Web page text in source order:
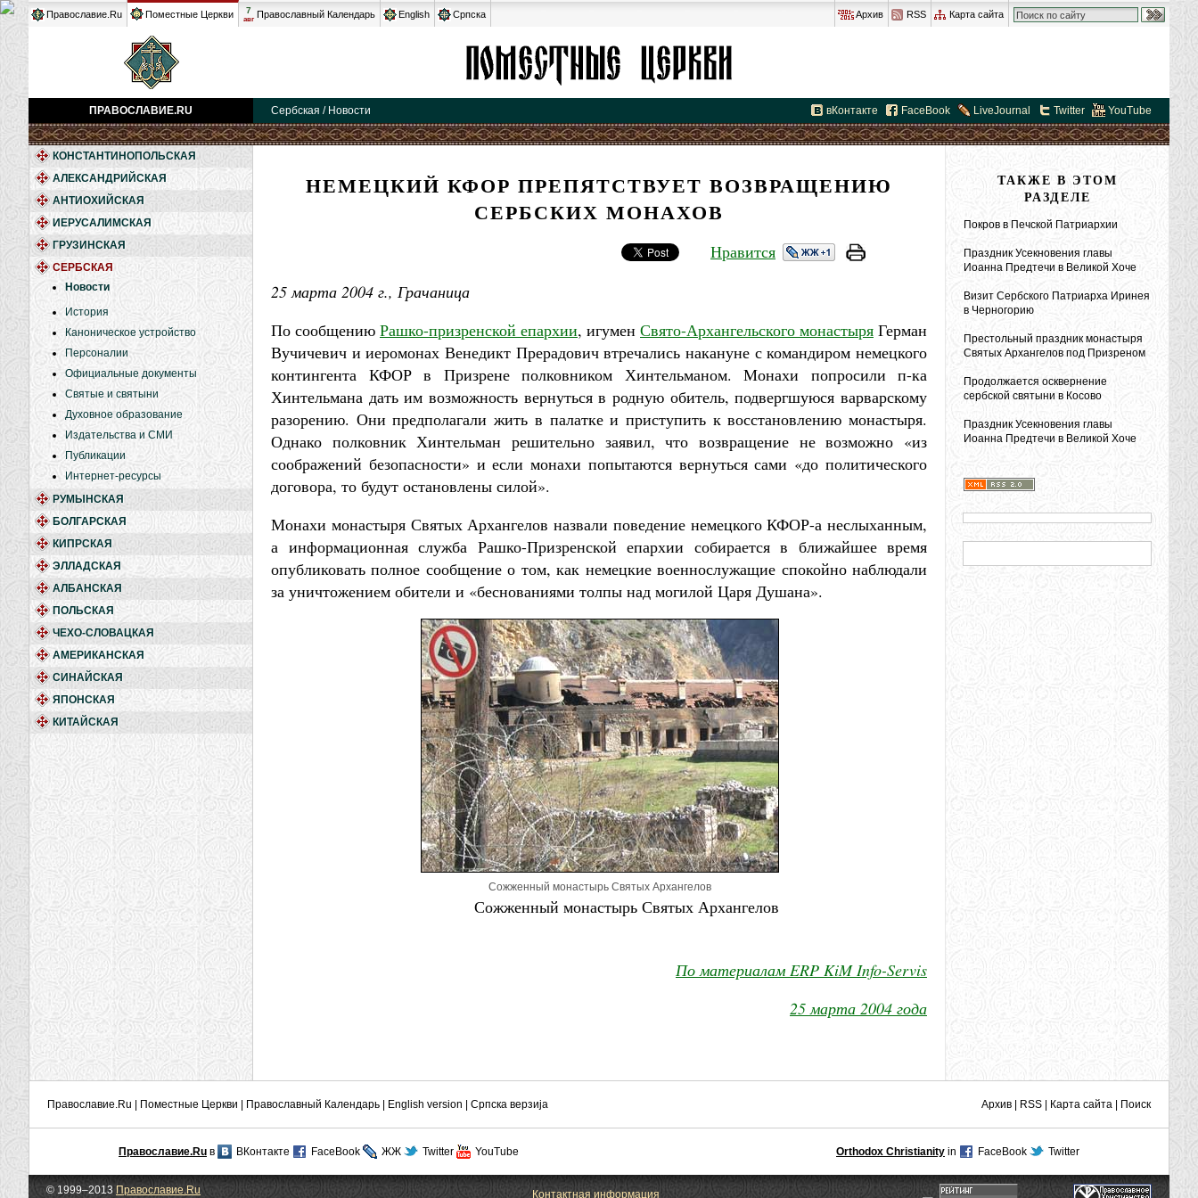
Православие.Ru Поместные Церкви 7
авг Православный Календарь English Српска Архив RSS Карта сайта
ПРАВОСЛАВИЕ.RU Сербская / Новости вКонтакте FaceBook LiveJournal Twitter YouTube
КОНСТАНТИНОПОЛЬСКАЯ
АЛЕКСАНДРИЙСКАЯ
АНТИОХИЙСКАЯ
ИЕРУСАЛИМСКАЯ
ГРУЗИНСКАЯ
СЕРБСКАЯ
Новости
История
Каноническое устройство
Персоналии
Официальные документы
Святые и святыни
Духовное образование
Издательства и СМИ
Публикации
Интернет-ресурсы
РУМЫНСКАЯ
БОЛГАРСКАЯ
КИПРСКАЯ
ЭЛЛАДСКАЯ
АЛБАНСКАЯ
ПОЛЬСКАЯ
ЧЕХО-СЛОВАЦКАЯ
АМЕРИКАНСКАЯ
СИНАЙСКАЯ
ЯПОНСКАЯ
КИТАЙСКАЯ
НЕМЕЦКИЙ КФОР ПРЕПЯТСТВУЕТ ВОЗВРАЩЕНИЮ
СЕРБСКИХ МОНАХОВ
Нравится
25 марта 2004 г., Грачаница
По сообщению Рашко-призренской епархии, игумен Свято-Архангельского монастыря Герман
Вучичевич и иеромонах Венедикт Прерадович втречались накануне с командиром немецкого
контингента КФОР в Призрене полковником Хинтельманом. Монахи попросили п-ка
Хинтельмана дать им возможность вернуться в родную обитель, подвергшуюся варварскому
разорению. Они предполагали жить в палатке и приступить к восстановлению монастыря.
Однако полковник Хинтельман решительно заявил, что возвращение не возможно «из
соображений безопасности» и если монахи попытаются вернуться сами «до политического
договора, то будут остановлены силой».
Монахи монастыря Святых Архангелов назвали поведение немецкого КФОР-а неслыханным,
а информационная служба Рашко-Призренской епархии собирается в ближайшее время
опубликовать полное сообщение о том, как немецкие военнослужащие спокойно наблюдали
за уничтожением обители и «беснованиями толпы над могилой Царя Душана».
Сожженный монастырь Святых Архангелов
Сожженный монастырь Святых Архангелов
По материалам ERP KiM Info-Servis
25 марта 2004 года
ТАКЖЕ В ЭТОМ
РАЗДЕЛЕ
Покров в Печской Патриархии
Праздник Усекновения главы
Иоанна Предтечи в Великой Хоче
Визит Сербского Патриарха Иринея
в Черногорию
Престольный праздник монастыря
Святых Архангелов под Призреном
Продолжается осквернение
сербской святыни в Косово
Праздник Усекновения главы
Иоанна Предтечи в Великой Хоче
Православие.Ru Поместные Церкви Православный Календарь English version Српска верзиjа Архив RSS Карта сайта Поиск
Православие.Ru в ВКонтакте FaceBook ЖЖ Twitter YouTube Orthodox Christianity in FaceBook Twitter
© 1999–2013 Православие.Ru
Контактная информация